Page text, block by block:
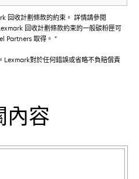
回收計劃條款的約束。 詳情請參閱
回收計劃條款約束的一般碳粉匣可
Partners 取得。 "
Lexmark對於任何錯誤或省略不負賠償責
內容